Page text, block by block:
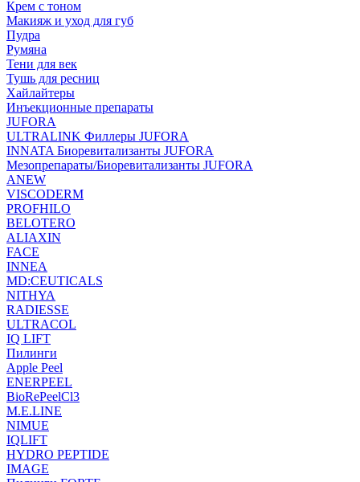
Крем с тоном
Макияж и уход для губ
Пудра
Румяна
Тени для век
Тушь для ресниц
Хайлайтеры
Инъекционные препараты
JUFORA
ULTRALINK Филлеры JUFORA
INNATA Биоревитализанты JUFORA
Мезопрепараты/Биоревитализанты JUFORA
ANEW
VISCODERM
PROFHILO
BELOTERO
ALIAXIN
FACE
INNEA
MD:CEUTICALS
NITHYA
RADIESSE
ULTRACOL
IQ LIFT
Пилинги
Apple Peel
ENERPEEL
BioRePeelCl3
M.E.LINE
NIMUE
IQLIFT
HYDRO PEPTIDE
IMAGE